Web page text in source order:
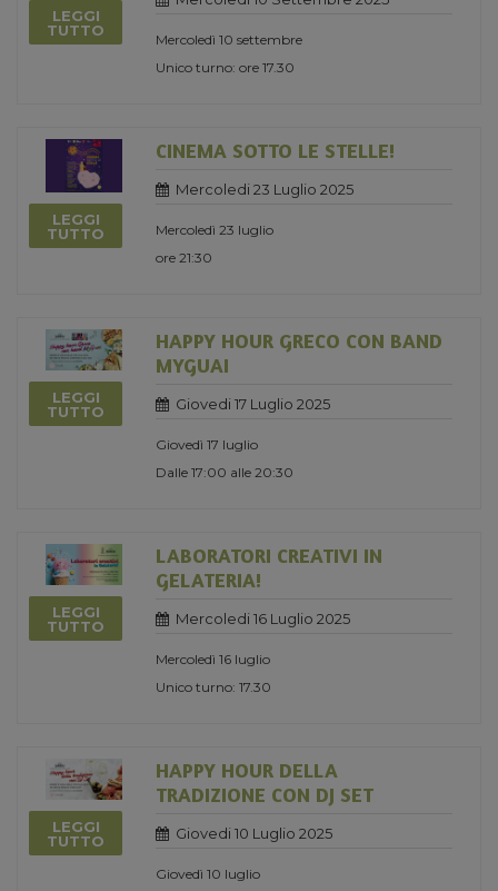
LEGGI
TUTTO
Mercoledì 10 settembre
Unico turno: ore 17.30
LEGGI
TUTTO
CINEMA SOTTO LE STELLE!
Mercoledi 23 Luglio 2025
Mercoledì 23 luglio
ore 21:30
LEGGI
TUTTO
HAPPY HOUR GRECO CON BAND
MYGUAI
Giovedi 17 Luglio 2025
Giovedì 17 luglio
Dalle 17:00 alle 20:30
LEGGI
TUTTO
LABORATORI CREATIVI IN
GELATERIA!
Mercoledi 16 Luglio 2025
Mercoledì 16 luglio
Unico turno: 17.30
LEGGI
TUTTO
HAPPY HOUR DELLA
TRADIZIONE CON DJ SET
Giovedi 10 Luglio 2025
Giovedì 10 luglio